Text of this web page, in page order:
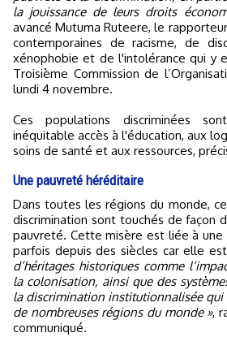
la jouissance de leurs droits
avancé Mutuma Ruteere, le
contemporaines de racisme, de
xénophobie et de l'intolérance qui y
Troisième Commission de
lundi 4 novembre.
Ces populations discriminées
inéquitable accès à l'éducation, aux
soins de santé et aux ressources,
Une pauvreté héréditaire
Dans toutes les régions du monde, ces groupes victimes de
discrimination sont touchés de façon
pauvreté. Cette misère est liée à une
parfois depuis des siècles car elle
d’héritages historiques comme
la colonisation, ainsi que des
la discrimination institutionnalisée qui
de nombreuses régions du monde »,
communiqué.